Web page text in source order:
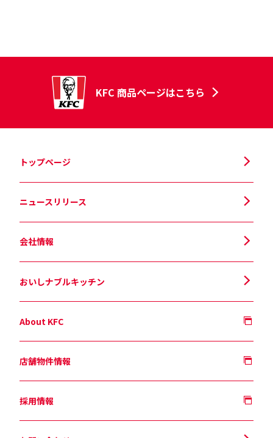
KFC 商品ページはこちら
トップページ
ニュースリリース
会社情報
おいしナブルキッチン
About KFC
店舗物件情報
採用情報